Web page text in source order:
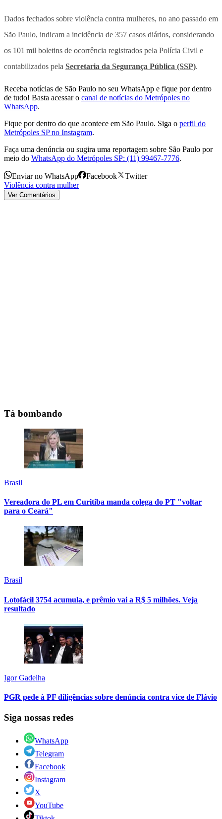
Dados fechados sobre violência contra mulheres, no ano passado em
São Paulo, indicam a incidência de 357 casos diários, considerando
os 101 mil boletins de ocorrência registrados pela Polícia Civil e
contabilizados pela Secretaria da Segurança Pública (SSP).
Receba notícias de São Paulo no seu WhatsApp e fique por dentro
de tudo! Basta acessar o canal de notícias do Metrópoles no
WhatsApp.
Fique por dentro do que acontece em São Paulo. Siga o perfil do
Metrópoles SP no Instagram.
Faça uma denúncia ou sugira uma reportagem sobre São Paulo por
meio do WhatsApp do Metrópoles SP: (11) 99467-7776.
Enviar no WhatsApp Facebook
Twitter
Violência contra mulher
Ver Comentários
Tá bombando
Brasil
Vereadora do PL em Curitiba manda colega do PT "voltar
para o Ceará"
Brasil
Lotofácil 3754 acumula, e prêmio vai a R$ 5 milhões. Veja
resultado
Igor Gadelha
PGR pede à PF diligências sobre denúncia contra vice de Flávio
Siga nossas redes
WhatsApp
Telegram
Facebook
Instagram
X
YouTube